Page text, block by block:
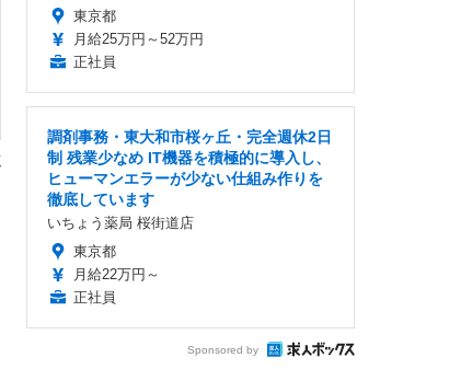
東京都
月給25万円～52万円
正社員
調剤事務・東大和市桜ヶ丘・完全週休2日
制 残業少なめ IT機器を積極的に導入し、
ヒューマンエラーが少ない仕組み作りを
徹底しています
いちょう薬局 桜街道店
東京都
月給22万円～
正社員
Sponsored by